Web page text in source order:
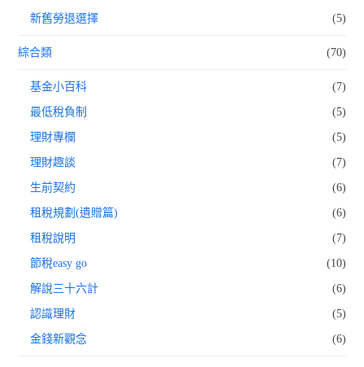
新舊勞退選擇 (5)
綜合類 (70)
基金小百科 (7)
最低稅負制 (5)
理財專欄 (5)
理財趣談 (7)
生前契約 (6)
租稅規劃(遺贈篇) (6)
租稅說明 (7)
節稅easy go (10)
解說三十六計 (6)
認識理財 (5)
金錢新觀念 (6)